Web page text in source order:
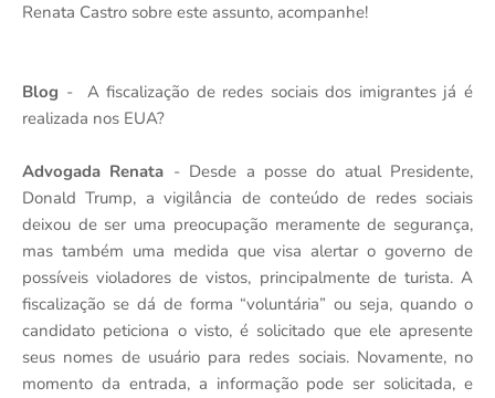
Renata Castro sobre este assunto, acompanhe!
Blog - A fiscalização de redes sociais dos imigrantes já é
realizada nos EUA?
Advogada Renata - Desde a posse do atual Presidente,
Donald Trump, a vigilância de conteúdo de redes sociais
deixou de ser uma preocupação meramente de segurança,
mas também uma medida que visa alertar o governo de
possíveis violadores de vistos, principalmente de turista. A
fiscalização se dá de forma “voluntária” ou seja, quando o
candidato peticiona o visto, é solicitado que ele apresente
seus nomes de usuário para redes sociais. Novamente, no
momento da entrada, a informação pode ser solicitada, e